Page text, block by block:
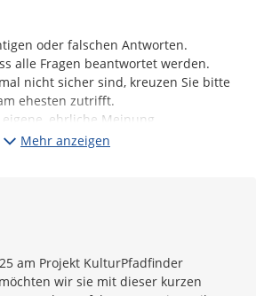
oder falschen Antworten.
alle Fragen beantwortet werden.
nicht sicher sind, kreuzen Sie bitte
ehesten zutrifft.
ehrliche Meinung.
Mehr anzeigen
am Projekt KulturPfadfinder
wir sie mit dieser kurzen